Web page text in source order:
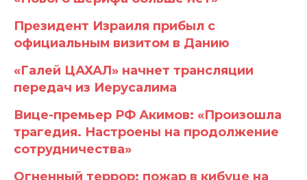
Президент Израиля прибыл с
официальным визитом в Данию
«Галей ЦАХАЛ» начнет трансляции
передач из Иерусалима
Вице-премьер РФ Акимов: «Произошла
трагедия. Настроены на продолжение
сотрудничества»
Огненный террор: пожар в кибуце на